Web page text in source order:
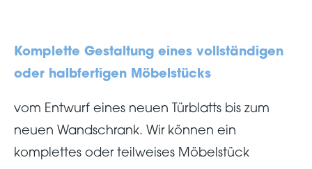
Komplette Gestaltung eines vollständigen
oder halbfertigen Möbelstücks
vom Entwurf eines neuen Türblatts bis zum
neuen Wandschrank. Wir können ein
komplettes oder teilweises Möbelstück